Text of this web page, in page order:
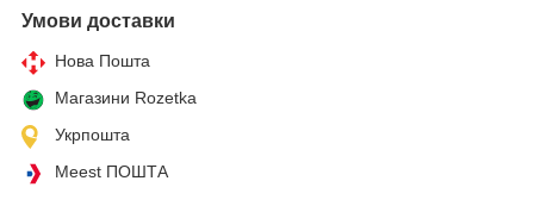
Умови доставки
Нова Пошта
Магазини Rozetka
Укрпошта
Meest ПОШТА